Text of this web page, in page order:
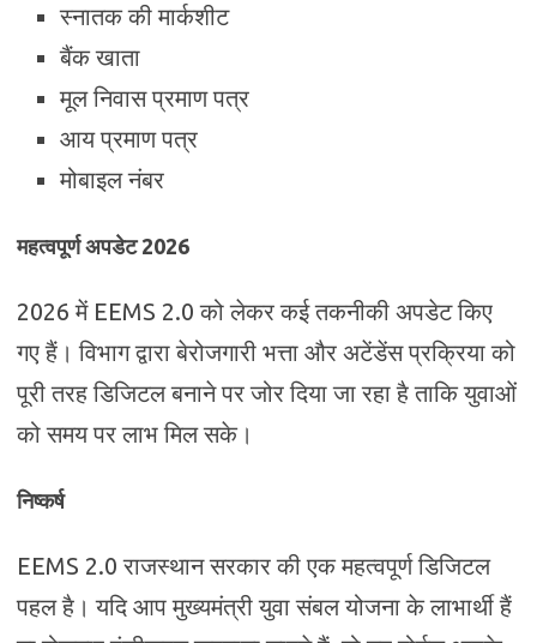
स्नातक की मार्कशीट
बैंक खाता
मूल निवास प्रमाण पत्र
आय प्रमाण पत्र
मोबाइल नंबर
महत्वपूर्ण अपडेट 2026
2026 में EEMS 2.0 को लेकर कई तकनीकी अपडेट किए
गए हैं। विभाग द्वारा बेरोजगारी भत्ता और अटेंडेंस प्रक्रिया को
पूरी तरह डिजिटल बनाने पर जोर दिया जा रहा है ताकि युवाओं
को समय पर लाभ मिल सके।
निष्कर्ष
EEMS 2.0 राजस्थान सरकार की एक महत्वपूर्ण डिजिटल
पहल है। यदि आप मुख्यमंत्री युवा संबल योजना के लाभार्थी हैं